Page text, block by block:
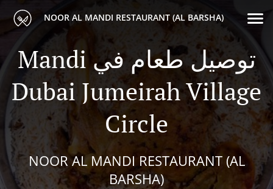
NOOR AL MANDI RESTAURANT (AL BARSHA)
Mandi توصيل طعام في
Dubai Jumeirah Village
Circle
NOOR AL MANDI RESTAURANT (AL
BARSHA)